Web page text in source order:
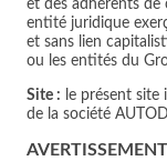
et des adhérents de
entité juridique
et sans lien
ou les entités du
Site : le présent
de la société
AVERTISSEMENT